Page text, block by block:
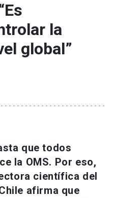
la
global”
que todos
la OMS. Por eso,
científica del
afirma que